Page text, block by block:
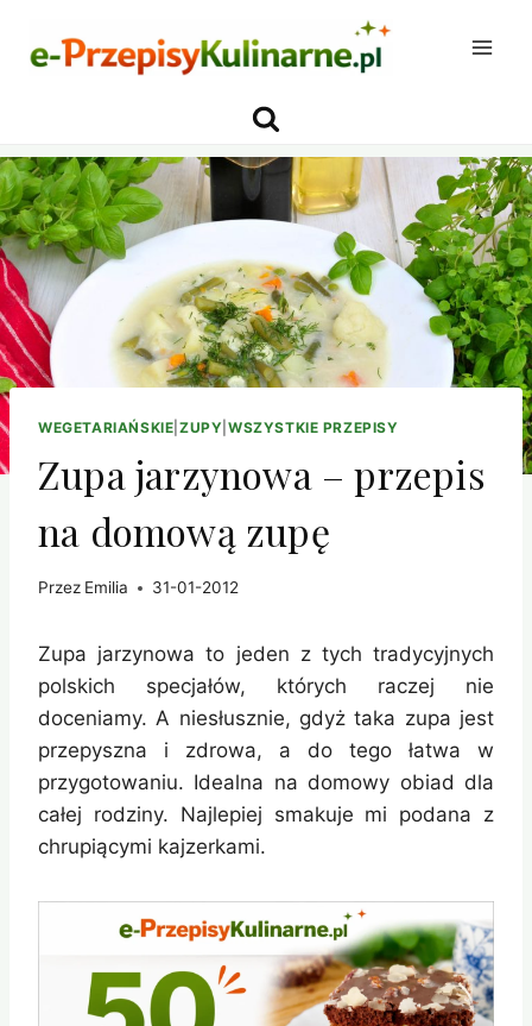
WEGETARIAŃSKIE ZUPY WSZYSTKIE PRZEPISY
Zupa jarzynowa – przepis
na domową zupę
Przez Emilia 31-01-2012
Zupa jarzynowa to jeden z tych tradycyjnych
polskich specjałów, których raczej nie
doceniamy. A niesłusznie, gdyż taka zupa jest
przepyszna i zdrowa, a do tego łatwa w
przygotowaniu. Idealna na domowy obiad dla
całej rodziny. Najlepiej smakuje mi podana z
chrupiącymi kajzerkami.